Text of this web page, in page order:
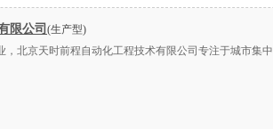
限公司 (生产型)
，北京天时前程自动化工程技术有限公司专注于城市集中